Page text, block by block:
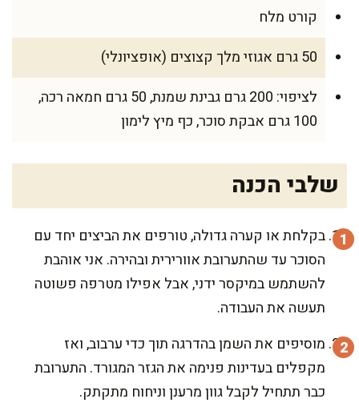
קורט מלח
50 גרם אגוזי מלך קצוצים (אופציונלי)
לציפוי: 200 גרם גבינת שמנת, 50 גרם חמאה רכה,
100 גרם אבקת סוכר, כף מיץ לימון
שלבי הכנה
בקלחת או קערה גדולה, טורפים את הביצים יחד עם
הסוכר עד שהתערובת אוורירית ובהירה. אני אוהבת
להשתמש במיקסר ידני, אבל אפילו מטרפה פשוטה
תעשה את העבודה.
מוסיפים את השמן בהדרגה תוך כדי ערבוב, ואז
מקפלים בעדינות פנימה את הגזר המגורד. התערובת
כבר תתחיל לקבל גוון מרענן וניחוח מתקתק.